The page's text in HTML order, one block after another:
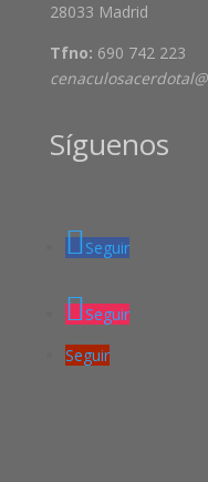
28033 Madrid
Tfno: 690 742 223
Síguenos
Seguir
Seguir
Seguir